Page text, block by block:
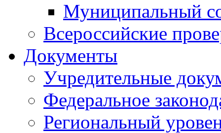
Муниципальный
Всероссийские
Документы
Учредительные
Федеральное
Региональный